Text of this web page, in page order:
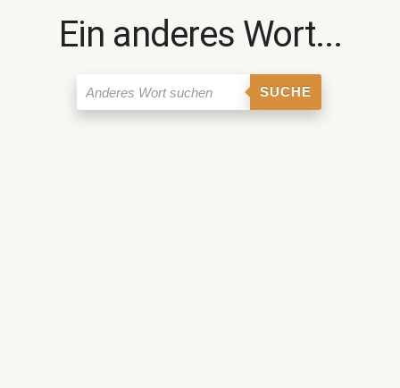
Ein anderes Wort...
SUCHE